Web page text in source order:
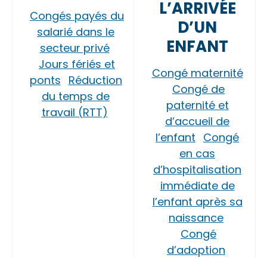
Congés payés du
salarié dans le
secteur privé
Jours fériés et
ponts Réduction
du temps de
travail (RTT)
L’ARRIVÉE
D’UN
ENFANT
Congé maternité
Congé de
paternité et
d’accueil de
l’enfant Congé
en cas
d’hospitalisation
immédiate de
l’enfant après sa
naissance
Congé
d’adoption